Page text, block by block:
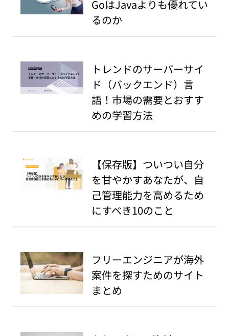
GoはJavaよりも優れてい
るのか
トレンドのサーバーサイ
ド（バックエンド）言
語！市場の需要とおすす
めの学習方法
【保存版】ついつい自分
を甘やかすあなたが、自
己管理能力を高めるため
にすべき10のこと
フリーエンジニアが海外
案件を探すためのサイト
まとめ